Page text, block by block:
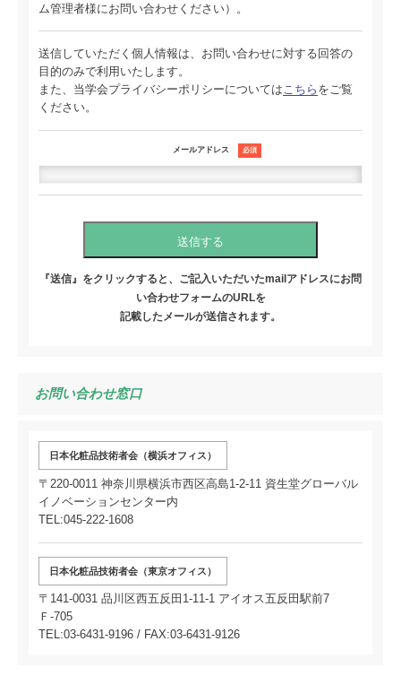
ム管理者様にお問い合わせください）。
送信していただく個人情報は、お問い合わせに対する回答の
目的のみで利用いたします。
また、当学会プライバシーポリシーについてはこちら をご覧
ください。
メールアドレス 必須
送信する
『送信』をクリックすると、ご記入いただいたmailアドレスにお問
い合わせフォームのURLを
記載したメールが送信されます。
お問い合わせ窓口
日本化粧品技術者会（横浜オフィス）
〒220-0011 神奈川県横浜市西区高島1-2-11 資生堂グローバル
イノベーションセンター内
TEL:045-222-1608
日本化粧品技術者会（東京オフィス）
〒141-0031 品川区西五反田1-11-1 アイオス五反田駅前7
Ｆ-705
TEL:03-6431-9196 / FAX:03-6431-9126